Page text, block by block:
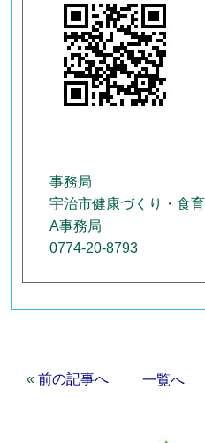
事務局
宇治市健康づくり・食
A事務局
0774-20-8793
«前の記事へ 一覧へ